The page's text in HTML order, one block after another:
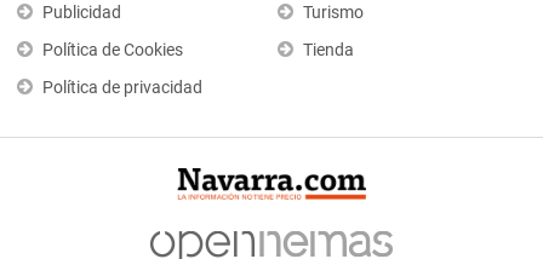
Publicidad
Política de Cookies
Política de privacidad
Turismo
Tienda